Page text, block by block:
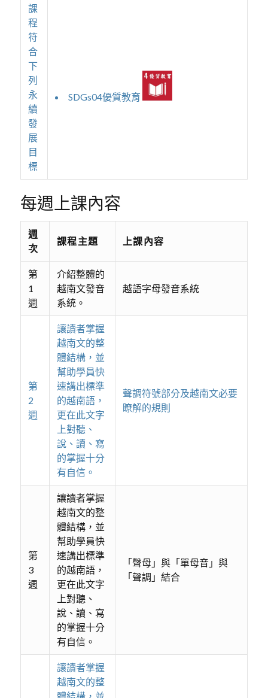
課
程
符
合
下
列
永
續
發
展
目
標
SDGs04優質教育
每週上課內容
週
次
課程主題 上課內容
第
1
週
介紹整體的
越南文發音
系統。
越語字母發音系統
第
2
週
讓讀者掌握
越南文的整
體結構，並
幫助學員快
速講出標準
的越南語，
更在此文字
上對聽、
說、讀、寫
的掌握十分
有自信。
聲調符號部分及越南文必要
瞭解的規則
第
3
週
讓讀者掌握
越南文的整
體結構，並
幫助學員快
速講出標準
的越南語，
更在此文字
上對聽、
說、讀、寫
的掌握十分
有自信。
「聲母」與「單母音」與
「聲調」結合
讓讀者掌握
越南文的整